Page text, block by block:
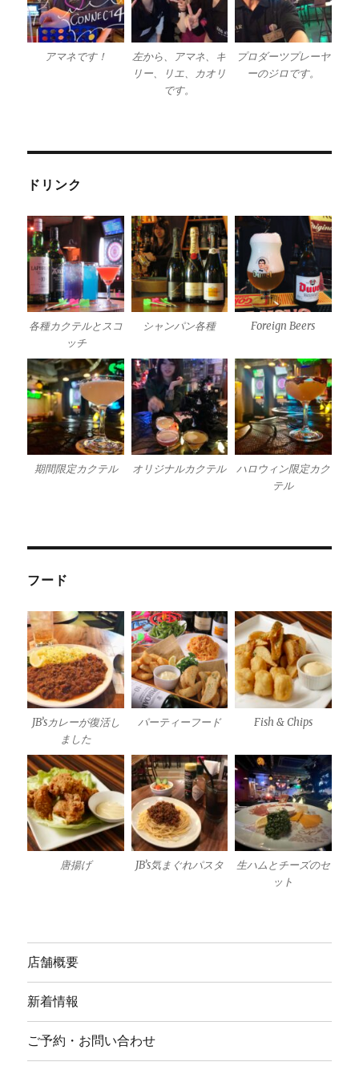
アマネです！
左から、アマネ、キ
リー、リエ、カオリ
です。
プロダーツプレーヤ
ーのジロです。
ドリンク
各種カクテルとスコ
ッチ
シャンパン各種 Foreign Beers
期間限定カクテル オリジナルカクテル
ハロウィン限定カク
テル
フード
JB’sカレーが復活し
ました
パーティーフード Fish & Chips
唐揚げ JB’s気まぐれパスタ
生ハムとチーズのセ
ット
店舗概要
新着情報
ご予約・お問い合わせ